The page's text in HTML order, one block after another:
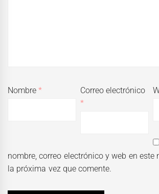
Nombre*
Correo electrónico
*
nombre, correo electrónico y web en este
la próxima vez que comente.